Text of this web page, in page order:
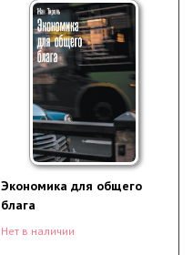
Экономика для общего
блага
Нет в наличии